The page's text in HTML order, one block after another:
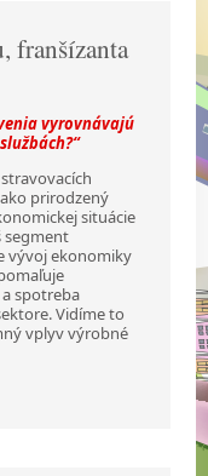
franšízanta
vyrovnávajú
prirodzený
situácie
segment
vývoj ekonomiky
spotreba
Vidíme to
vplyv výrobné